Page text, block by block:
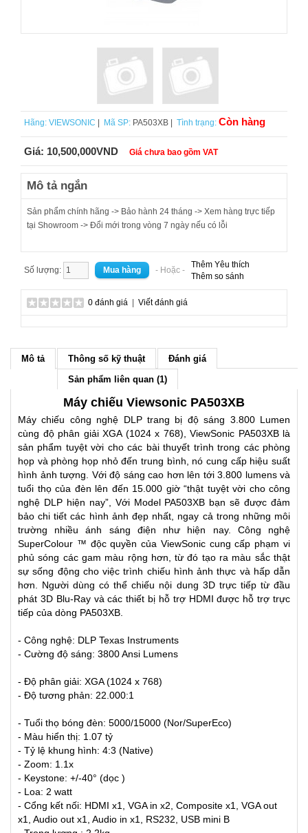
Hãng: VIEWSONIC Mã SP: PA503XB | Tình trạng: Còn hàng
Giá: 10,500,000VND Giá chưa bao gồm VAT
Mô tả ngắn
Sản phẩm chính hãng -> Bảo hành 24 tháng -> Xem hàng trực tiếp
tại Showroom -> Đổi mới trong vòng 7 ngày nếu có lỗi
Số lượng: - Hoặc -
Thêm Yêu thích
Thêm so sánh
0 đánh giá Viết đánh giá
Mô tả Thông số kỹ thuật
Đánh giá
Sản phẩm liên quan (1)
Máy chiếu Viewsonic PA503XB
Máy chiếu công nghệ DLP trang bị độ sáng 3.800 Lumen
cùng độ phân giải XGA (1024 x 768), ViewSonic PA503XB là
sản phẩm tuyệt vời cho các bài thuyết trình trong các phòng
họp và phòng họp nhỏ đến trung bình, nó cung cấp hiệu suất
hình ảnh tượng. Với độ sáng cao hơn lên tới 3.800 lumens và
tuổi thọ của đèn lên đến 15.000 giờ “thật tuyệt vời cho công
nghệ DLP hiện nay”, Với Model PA503XB bạn sẽ được đảm
bảo chi tiết các hình ảnh đẹp nhất, ngay cả trong những môi
trường nhiều ánh sáng điện như hiện nay. Công nghệ
SuperColour ™ độc quyền của ViewSonic cung cấp phạm vi
phủ sóng các gam màu rộng hơn, từ đó tạo ra màu sắc thật
sự sống động cho việc trình chiếu hình ảnh thực và hấp dẫn
hơn. Người dùng có thể chiếu nội dung 3D trực tiếp từ đầu
phát 3D Blu-Ray và các thiết bị hỗ trợ HDMI được hỗ trợ trực
tiếp của dòng PA503XB.
- Công nghệ: DLP Texas Instruments
- Cường độ sáng: 3800 Ansi Lumens
- Độ phân giải: XGA (1024 x 768)
- Độ tương phản: 22.000:1
- Tuổi thọ bóng đèn: 5000/15000 (Nor/SuperEco)
- Màu hiển thị: 1.07 tỷ
- Tỷ lệ khung hình: 4:3 (Native)
- Zoom: 1.1x
- Keystone: +/-40° (dọc )
- Loa: 2 watt
- Cổng kết nối: HDMI x1, VGA in x2, Composite x1, VGA out
x1, Audio out x1, Audio in x1, RS232, USB mini B